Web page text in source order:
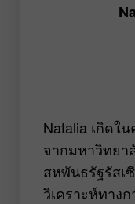
Natalia เกิดใ
จากมหาวิทยา
สหพันธรัฐรัสเ
วิเคราะห์ทาง